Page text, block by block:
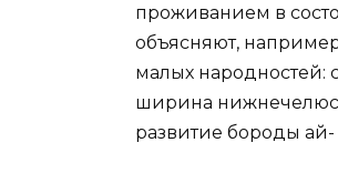
проживанием в
объясняют,
малых
ширина
развитие бороды ай-